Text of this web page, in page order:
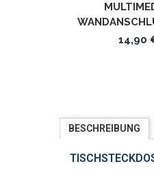
KOMPATIBEL)
14,90
BESCHREIBUNG